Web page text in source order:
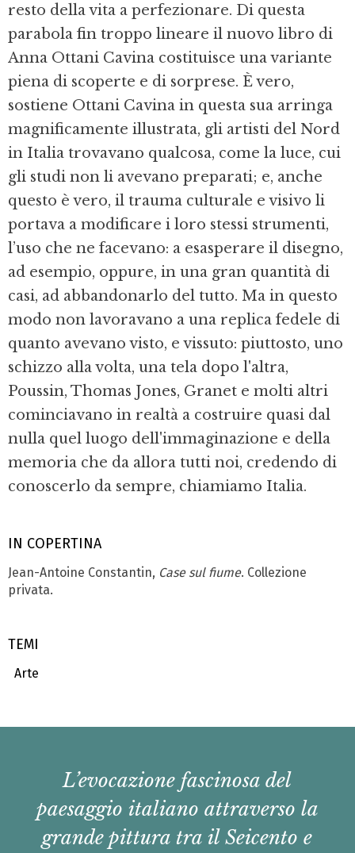
IN COPERTINA
Jean-Antoine Constantin, Case sul fiume. Collezione
privata.
TEMI
Arte
resto della vita a perfezionare. Di questa
parabola fin troppo lineare il nuovo libro di
Anna Ottani Cavina costituisce una variante
piena di scoperte e di sorprese. È vero,
sostiene Ottani Cavina in questa sua arringa
magnificamente illustrata, gli artisti del Nord
in Italia trovavano qualcosa, come la luce, cui
gli studi non li avevano preparati; e, anche
questo è vero, il trauma culturale e visivo li
portava a modificare i loro stessi strumenti,
l’uso che ne facevano: a esasperare il disegno,
ad esempio, oppure, in una gran quantità di
casi, ad abbandonarlo del tutto. Ma in questo
modo non lavoravano a una replica fedele di
quanto avevano visto, e vissuto: piuttosto, uno
schizzo alla volta, una tela dopo l'altra,
Poussin, Thomas Jones, Granet e molti altri
cominciavano in realtà a costruire quasi dal
nulla quel luogo dell'immaginazione e della
memoria che da allora tutti noi, credendo di
conoscerlo da sempre, chiamiamo Italia.
L’evocazione fascinosa del
paesaggio italiano attraverso la
grande pittura tra il Seicento e